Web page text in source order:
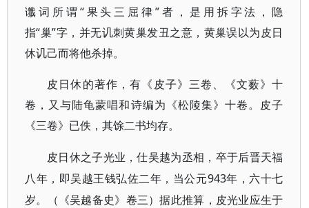
谶词所谓“果头三屈律”者，是用拆字法，隐
指“巢”字，并无讥刺黄巢发丑之意，黄巢误以为皮日
休讥己而将他杀掉。
皮日休的著作，有《皮子》三卷、《文薮》十
卷，又与陆龟蒙唱和诗编为《松陵集》十卷。皮子
《三卷》已佚，其馀二书均存。
皮日休之子光业，仕吴越为丞相，卒于后晋天福
八年，即吴越王钱弘佐二年，当公元943年，六十七
岁。（《吴越备史》卷三）据此推算，皮光业应生于